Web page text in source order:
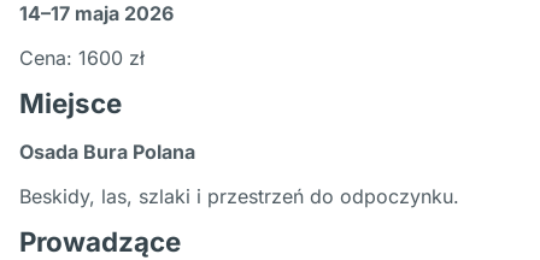
14–17 maja 2026
Cena: 1600 zł
Miejsce
Osada Bura Polana
Beskidy, las, szlaki i przestrzeń do odpoczynku.
Prowadzące